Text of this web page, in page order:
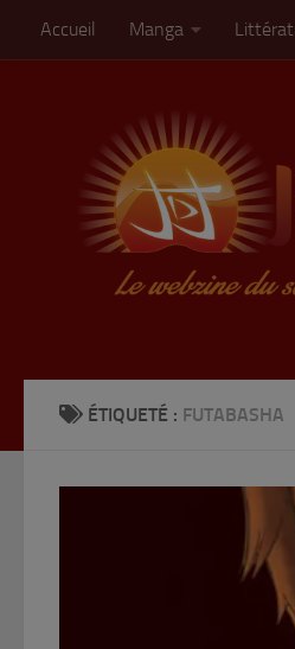
Skip to content
Accueil Manga
ÉTIQUETÉ : FUTABASHA